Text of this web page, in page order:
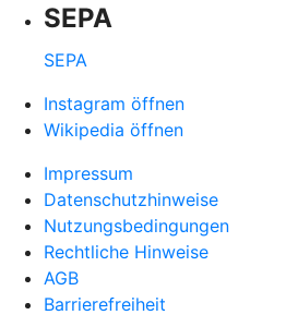
SEPA
SEPA
Instagram öffnen
Wikipedia öffnen
Impressum
Datenschutzhinweise
Nutzungsbedingungen
Rechtliche Hinweise
AGB
Barrierefreiheit